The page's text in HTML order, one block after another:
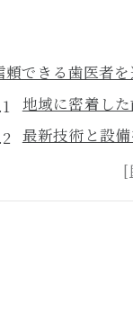
頼できる歯医者
地域に密着し
最新技術と設
口コミと評判
初診時に確認